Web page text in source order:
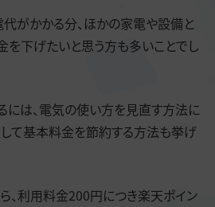
がかかる分、ほかの家電や設備と
下げたいと思う方も多いことでし
は、電気の使い方を見直す方法に
て基本料金を節約する方法も挙げ
ら、利用料金200円につき楽天ポイン